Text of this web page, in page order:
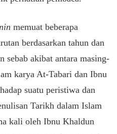
memuat beberapa
berdasarkan tahun dan
sebab akibat antara masing-
karya At-Tabari dan Ibnu
suatu peristiwa dan
Tarikh dalam Islam
kali oleh Ibnu Khaldun